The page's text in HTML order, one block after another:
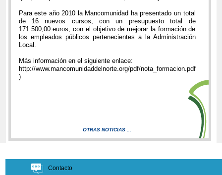
Para este año 2010 la Mancomunidad ha presentado un total
de 16 nuevos cursos, con un presupuesto total de
171.500,00 euros, con el objetivo de mejorar la formación de
los empleados públicos pertenecientes a la Administración
Local.
Más información en el siguiente enlace:
http://www.mancomunidaddelnorte.org/pdf/nota_formacion.pdf
)
OTRAS NOTICIAS ...
Contacto